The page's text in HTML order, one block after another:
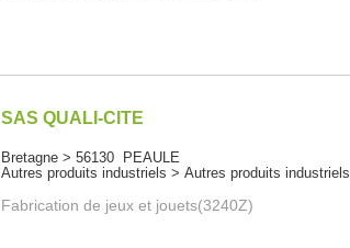
SAS QUALI-CITE
Bretagne > 56130 PEAULE
Autres produits industriels > Autres produits industriels
Fabrication de jeux et jouets(3240Z)